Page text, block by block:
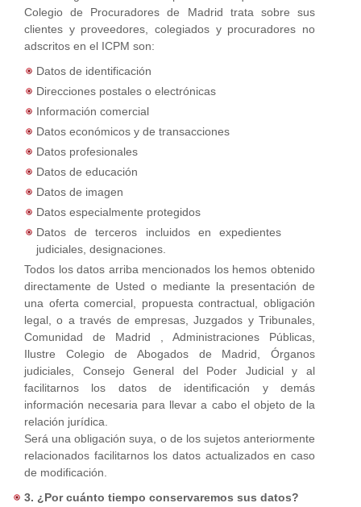
Colegio de Procuradores de Madrid trata sobre sus
clientes y proveedores, colegiados y procuradores no
adscritos en el ICPM son:
Datos de identificación
Direcciones postales o electrónicas
Información comercial
Datos económicos y de transacciones
Datos profesionales
Datos de educación
Datos de imagen
Datos especialmente protegidos
Datos de terceros incluidos en expedientes
judiciales, designaciones.
Todos los datos arriba mencionados los hemos obtenido
directamente de Usted o mediante la presentación de
una oferta comercial, propuesta contractual, obligación
legal, o a través de empresas, Juzgados y Tribunales,
Comunidad de Madrid , Administraciones Públicas,
Ilustre Colegio de Abogados de Madrid, Órganos
judiciales, Consejo General del Poder Judicial y al
facilitarnos los datos de identificación y demás
información necesaria para llevar a cabo el objeto de la
relación jurídica.
Será una obligación suya, o de los sujetos anteriormente
relacionados facilitarnos los datos actualizados en caso
de modificación.
3. ¿Por cuánto tiempo conservaremos sus datos?